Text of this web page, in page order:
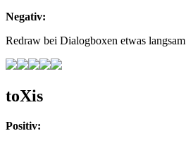
Negativ:
Redraw bei Dialogboxen etwas langsam
toXis
Positiv: